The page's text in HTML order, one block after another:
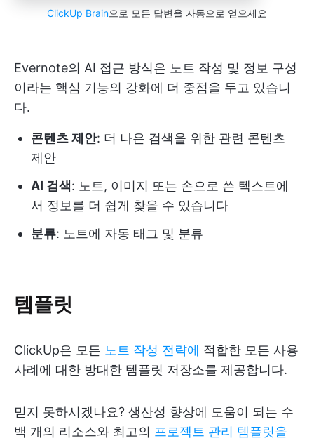
ClickUp Brain으로 모든 답변을 자동으로 얻으세요
Evernote의 AI 접근 방식은 노트 작성 및 정보 구성
이라는 핵심 기능의 강화에 더 중점을 두고 있습니
다.
콘텐츠 제안: 더 나은 검색을 위한 관련 콘텐츠
제안
AI 검색: 노트, 이미지 또는 손으로 쓴 텍스트에
서 정보를 더 쉽게 찾을 수 있습니다
분류: 노트에 자동 태그 및 분류
템플릿
ClickUp은 모든 노트 작성 전략에 적합한 모든 사용
사례에 대한 방대한 템플릿 저장소를 제공합니다.
믿지 못하시겠나요? 생산성 향상에 도움이 되는 수
백 개의 리소스와 최고의 프로젝트 관리 템플릿을